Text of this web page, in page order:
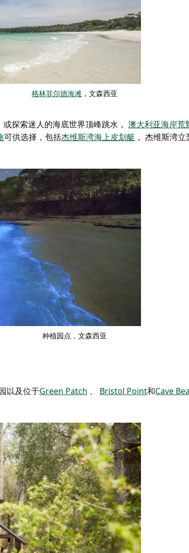
格林菲尔德海滩，文森西亚
探索迷人的海底世界顶峰跳水 ， 澳大利亚海岸荒
可供选择，包括杰维斯湾海上皮划艇 ， 杰维斯湾立
种植园点，文森西亚
以及位于Green Patch 、 Bristol Point和Cave